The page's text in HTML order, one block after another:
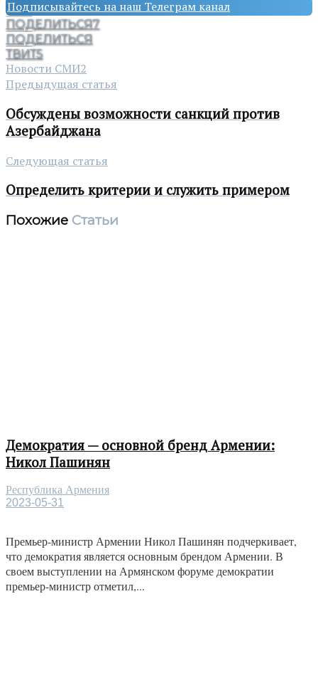
Подписывайтесь на наш Телеграм канал
ПОДЕЛИТЬСЯ7
ПОДЕЛИТЬСЯ
ТВИТ5
Новости СМИ2
Предыдущая статья
Обсуждены возможности санкций против
Азербайджана
Следующая статья
Определить критерии и служить примером
Похожие Статьи
Демократия — основной бренд Армении:
Никол Пашинян
Республика Армения
2023-05-31
Премьер-министр Армении Никол Пашинян подчеркивает,
что демократия является основным брендом Армении. В
своем выступлении на Армянском форуме демократии
премьер-министр отметил,...